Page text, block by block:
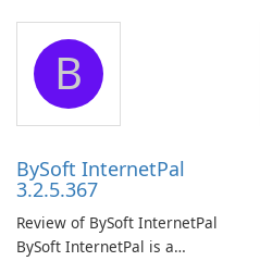
application designed to
ensure the continuous and
uninterrupted operation of
your computer system.
B
BySoft InternetPal
3.2.5.367
Review of BySoft InternetPal
BySoft InternetPal is a